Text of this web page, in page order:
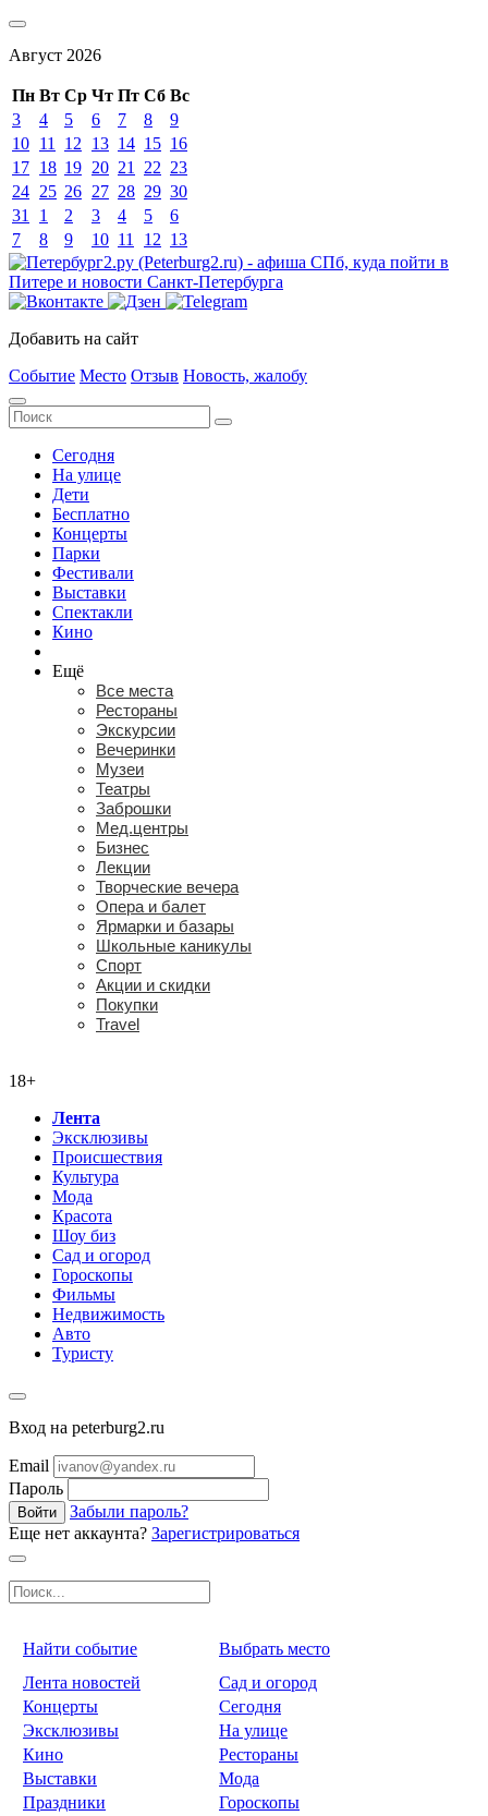
Август 2026
Пн Вт Ср Чт Пт Сб Вс
3
4 5 6 7 8
9
10 11 12 13 14 15 16
17 18 19 20 21 22 23
24 25 26 27 28 29 30
31
1 2 3 4 5
6
7
8 9 10 11 12 13
Добавить на сайт
Событие Место Отзыв Новость, жалобу
Сегодня
На улице
Дети
Бесплатно
Концерты
Парки
Фестивали
Выставки
Спектакли
Кино
Ещё
Все места
Рестораны
Экскурсии
Вечеринки
Музеи
Театры
Заброшки
Мед.центры
Бизнес
Лекции
Творческие вечера
Опера и балет
Ярмарки и базары
Школьные каникулы
Спорт
Акции и скидки
Покупки
Travel
18+
Лента
Эксклюзивы
Происшествия
Культура
Мода
Красота
Шоу биз
Сад и огород
Гороскопы
Фильмы
Недвижимость
Авто
Туристу
Вход на peterburg2.ru
Email
Пароль
Войти
Забыли пароль?
Еще нет аккаунта? Зарегистрироваться
Найти событие
Выбрать место
Лента новостей
Сад и огород
Концерты
Сегодня
Эксклюзивы
На улице
Кино
Рестораны
Выставки
Мода
Праздники
Гороскопы